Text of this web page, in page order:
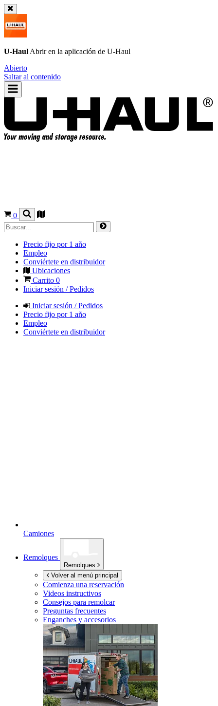
U-Haul Abrir en la aplicación de U-Haul
Abierto
Saltar al contenido
0
Precio fijo por 1 año
Empleo
Conviértete en distribuidor
Ubicaciones
Carrito 0
Iniciar sesión / Pedidos
Iniciar sesión / Pedidos
Precio fijo por 1 año
Empleo
Conviértete en distribuidor
Camiones
Remolques
Remolques
Volver al menú principal
Comienza una reservación
Videos instructivos
Consejos para remolcar
Preguntas frecuentes
Enganches y accesorios